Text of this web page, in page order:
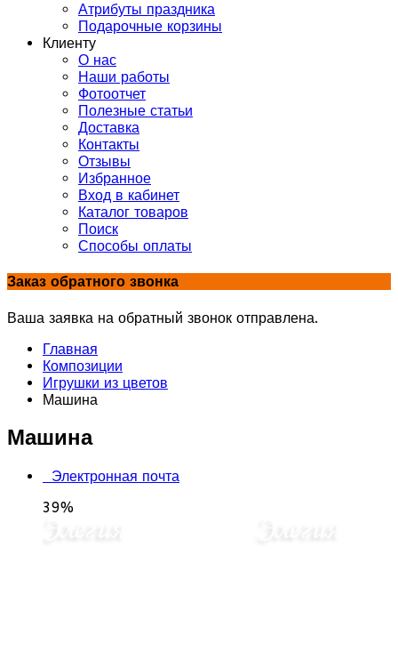
Атрибуты праздника
Подарочные корзины
Клиенту
О нас
Наши работы
Фотоотчет
Полезные статьи
Доставка
Контакты
Отзывы
Избранное
Вход в кабинет
Каталог товаров
Поиск
Способы оплаты
Заказ обратного звонка
Ваша заявка на обратный звонок отправлена.
Главная
Композиции
Игрушки из цветов
Машина
Машина
Электронная почта
39%